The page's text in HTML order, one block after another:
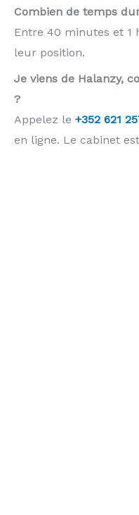
Combien de temps
Entre 40 minutes et 1
leur position.
Je viens de Halanzy,
?
Appelez le +352 621
en ligne. Le cabinet